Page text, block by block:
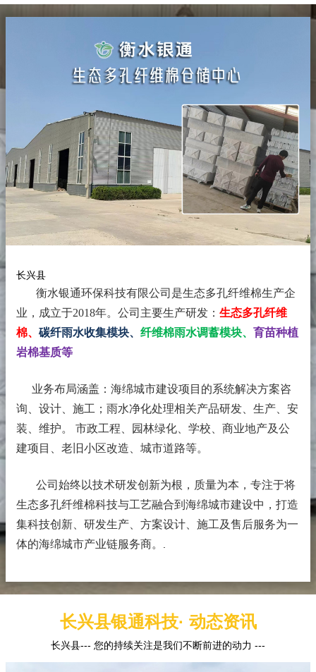
长兴县
衡水银通环保科技有限公司是生态多孔纤维棉生产企
业，成立于2018年。 公司主要生产研发： 生态多孔纤维
棉、 碳纤雨水收集模块、 纤维棉雨水调蓄模块、 育苗种植
岩棉基质等
业务布局涵盖：海绵城市建设项目的系统解决方案咨
询、设计、施工；雨水净化处理相关产品研发、生产、安
装、维护。 市政工程、园林绿化、学校、商业地产及公
建项目、老旧小区改造、城市道路等。
公司始终以技术研发创新为根，质量为本，专注于将
生态多孔纤维棉科技与工艺融合到海绵城市建设中，打造
集科技创新、研发生产、方案设计、施工及售后服务为一
体的海绵城市产业链服务商。
长兴县银通科技· 动态资讯
长兴县--- 您的持续关注是我们不断前进的动力 ---